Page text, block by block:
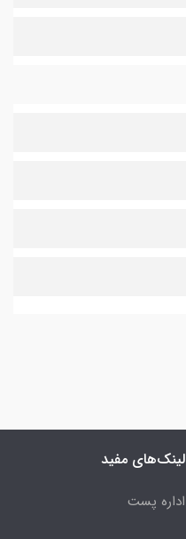
لینک‌های مفید
اداره پست